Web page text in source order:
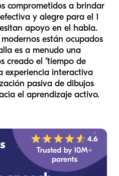
comprometidos a brindar
y alegre para el 1
apoyo en el habla.
están ocupados
es a menudo una
creado el "tiempo de
experiencia interactiva
pasiva de dibujos
el aprendizaje activo.